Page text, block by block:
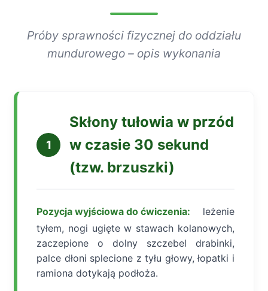
Próby sprawności fizycznej do oddziału
mundurowego – opis wykonania
1
Skłony tułowia w przód
w czasie 30 sekund
(tzw. brzuszki)
Pozycja wyjściowa do ćwiczenia: leżenie
tyłem, nogi ugięte w stawach kolanowych,
zaczepione o dolny szczebel drabinki,
palce dłoni splecione z tyłu głowy, łopatki i
ramiona dotykają podłoża.